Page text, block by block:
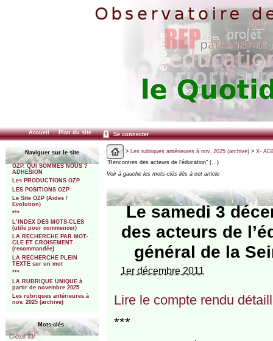
Accueil Plan du site Se connecter
Naviguer sur le site
OZP. QUI SOMMES NOUS ?
ADHESION
Les PRODUCTIONS OZP
LES POSITIONS OZP
Le Site OZP (Aides /
Evolution)
***
L’INDEX DES MOTS-CLES
(utile pour commencer)
LA RECHERCHE PAR MOT-
CLE ET CROISEMENT
(recommandée)
LA RECHERCHE PLEIN
TEXTE sur un mot
***
LA RUBRIQUE UNIQUE à
partir de novembre 2025
Les rubriques antérieures à
nov. 2025 (archive)
Mots-clés
Créteil 93/
> Les rubriques antérieures à nov. 2025 (archive)> X-
"Rencontres des acteurs de l’éducation" (…)
Voir à gauche les mots-clés liés à cet article
Le samedi 3
des acteurs de
général de la
1er décembre 2011
Lire le compte rendu
***